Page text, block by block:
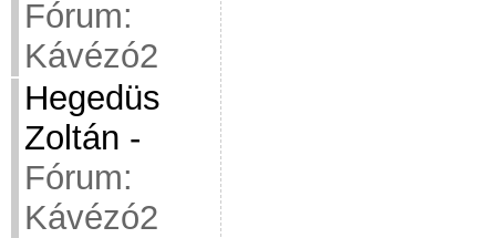
Fórum:
Kávézó2
Hegedüs
Zoltán -
Fórum:
Kávézó2